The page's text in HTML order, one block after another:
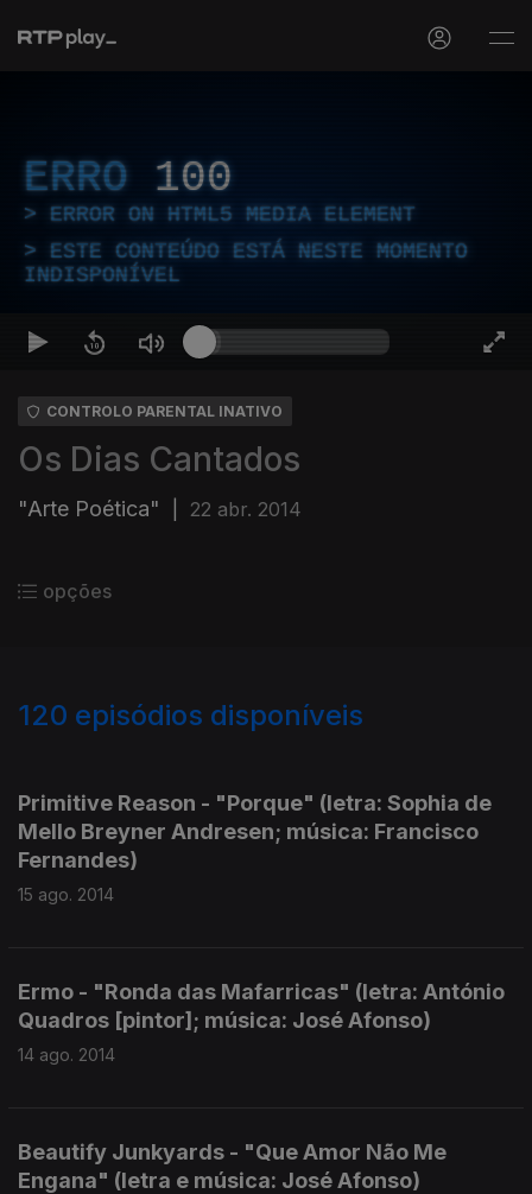
ERRO 100
ERROR ON HTML5 MEDIA ELEMENT
ESTE CONTEÚDO ESTÁ NESTE MOMENTO
INDISPONÍVEL
CONTROLO PARENTAL INATIVO
Os Dias Cantados
"Arte Poética" 22 abr. 2014
opções
120 episódios disponíveis
Primitive Reason - "Porque" (letra: Sophia de
Mello Breyner Andresen; música: Francisco
Fernandes)
15 ago. 2014
Ermo - "Ronda das Mafarricas" (letra: António
Quadros [pintor]; música: José Afonso)
14 ago. 2014
Beautify Junkyards - "Que Amor Não Me
Engana" (letra e música: José Afonso)